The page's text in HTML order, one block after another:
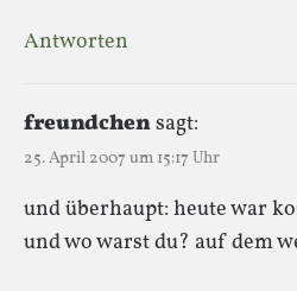
Antworten
freundchensagt:
25. April 2007 um 15:17 Uhr
und überhaupt: heute war
und wo warst du? auf dem